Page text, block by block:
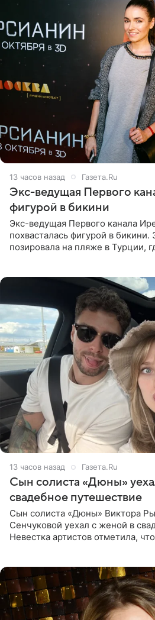
13 часов назад Газета.Ru
Экс-ведущая Первого
фигурой в бикини
Экс-ведущая Первого канала
похвасталась фигурой в бикини.
позировала на пляже в Турции,
13 часов назад Газета.Ru
Сын солиста «Дюны»
свадебное путешествие
Сын солиста «Дюны» Виктора
Сенчуковой уехал с женой в
Невестка артистов отметила,